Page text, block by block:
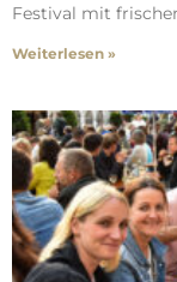
Festival mit
Weiterlesen »